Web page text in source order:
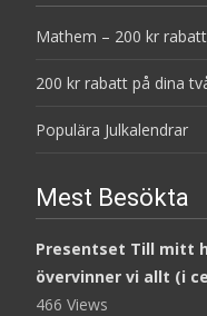
Mathem – 200 kr
200 kr rabatt på dina
Populära Julkalendrar
Mest Besökta
Presentset Till mitt
övervinner vi allt (i
466 Views